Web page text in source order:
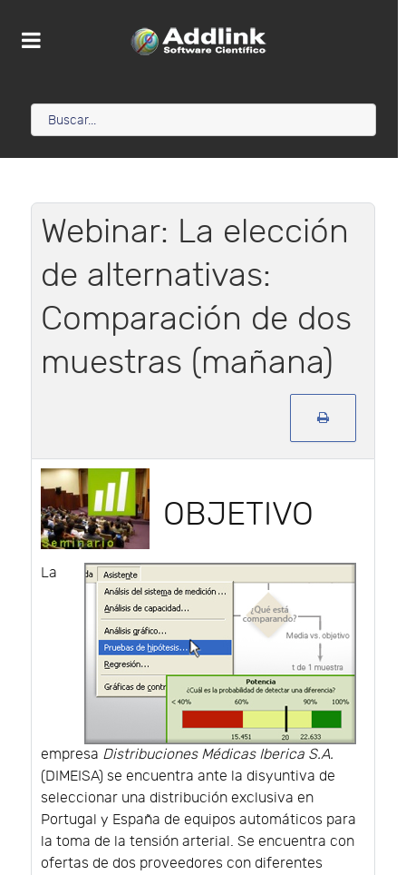
Webinar: La elección
de alternativas:
Comparación de dos
muestras (mañana)
OBJETIVO
La
empresa Distribuciones Médicas Iberica S.A.
(DIMEISA) se encuentra ante la disyuntiva de
seleccionar una distribución exclusiva en
Portugal y España de equipos automáticos para
la toma de la tensión arterial. Se encuentra con
ofertas de dos proveedores con diferentes